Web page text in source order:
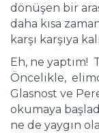
dönüşen bir
daha kısa
karşı karşıya
Eh, ne yaptım!
Öncelikle,
Glasnost ve
okumaya
ne de yaygın